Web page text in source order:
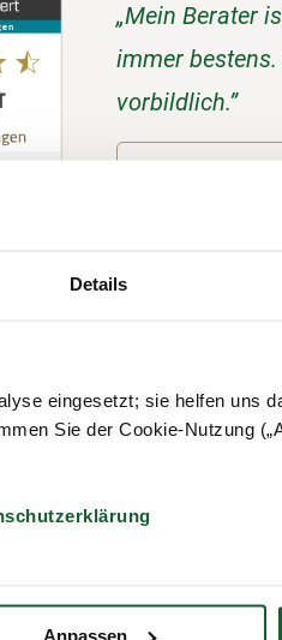
Details
eingesetzt; sie helfen uns
Sie der Cookie-Nutzung
Anpassen
„Mein Berater
immer
vorbildlich.”
werden
trifft auf Sie zu und Sie
nutzen Sie bitte dieses
Sie noch keine gültige
informiert und nimmt mit
ohne Angabe